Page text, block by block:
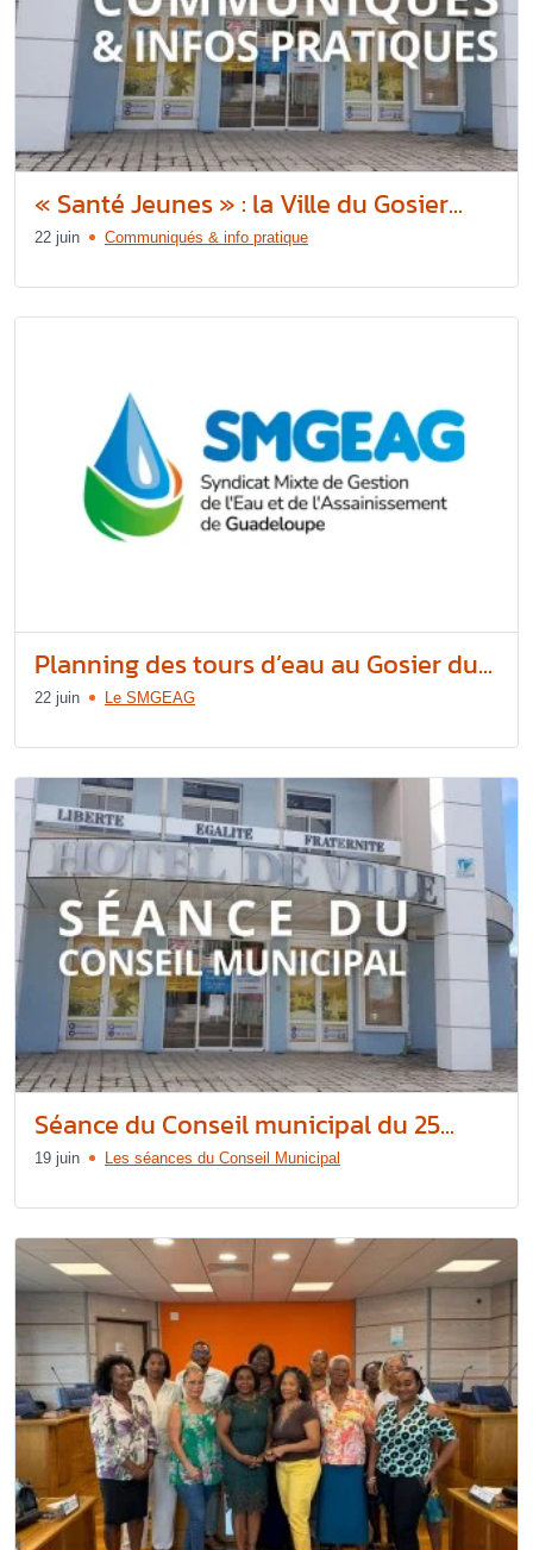
« Santé Jeunes » : la Ville du Gosier...
22 juin Communiqués & info pratique
Planning des tours d’eau au Gosier du...
22 juin Le SMGEAG
Séance du Conseil municipal du 25...
19 juin Les séances du Conseil Municipal